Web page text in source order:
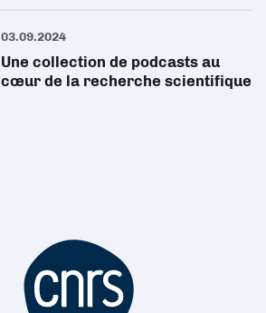
03.09.2024
Une collection de podcasts au
cœur de la recherche scientifique